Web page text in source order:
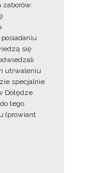
zaborów.
się
utrwaleniu
specjalnie
Dołędze
tego
(prowiant